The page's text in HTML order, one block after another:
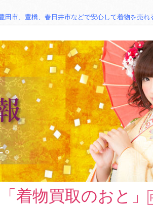
市、豊橋、春日井市などで安心して着物を売れ
着物買取のおと」